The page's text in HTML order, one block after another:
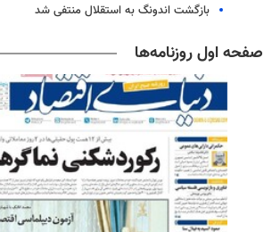
بازگشت اندونگ به استقلال منتفی شد
صفحه اول روزنامه‌ها